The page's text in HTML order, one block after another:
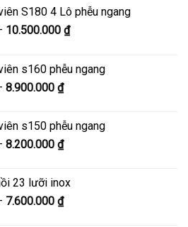
S180 4 Lô phễu ngang
10.500.000 ₫Khoảng
8.500.000 ₫
s160 phễu ngang
8.900.000 ₫Khoảng
từ
6.900.000 ₫
đến
s150 phễu ngang
8.200.000 ₫Khoảng
6.300.000 ₫
đến
23 lưỡi inox
7.600.000 ₫Khoảng